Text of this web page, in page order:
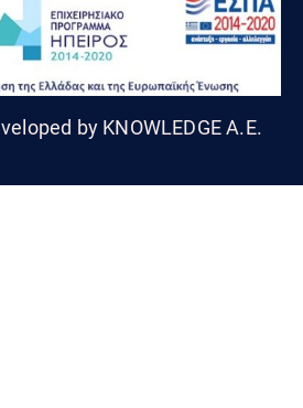
by KNOWLEDGE A.E.